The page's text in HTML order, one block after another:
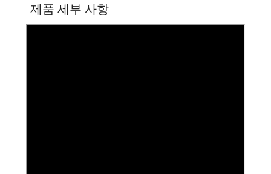
제품 세부 사항